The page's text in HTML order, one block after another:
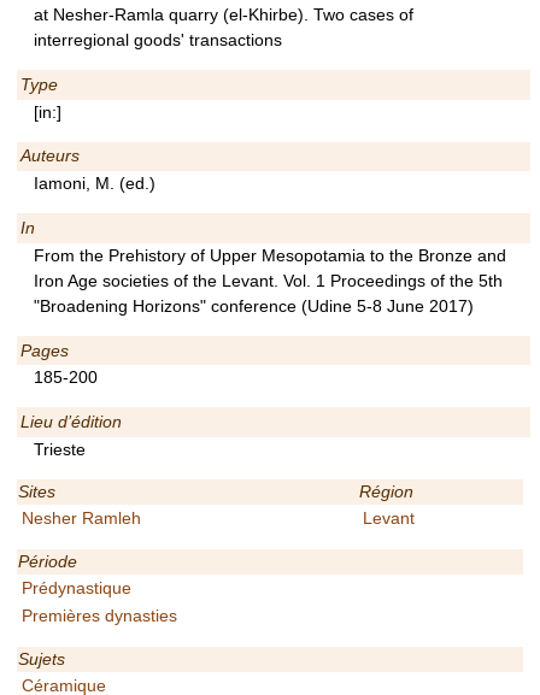
at Nesher-Ramla quarry (el-Khirbe). Two cases of
interregional goods' transactions
Type
[in:]
Auteurs
Iamoni, M. (ed.)
In
From the Prehistory of Upper Mesopotamia to the Bronze and
Iron Age societies of the Levant. Vol. 1 Proceedings of the 5th
"Broadening Horizons" conference (Udine 5-8 June 2017)
Pages
185-200
Lieu d’édition
Trieste
Sites
Région
Nesher Ramleh
Levant
Période
Prédynastique
Premières dynasties
Sujets
Céramique